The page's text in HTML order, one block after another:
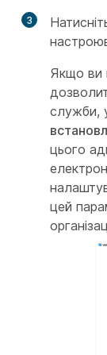
3
Якщо ви
служби,
цього
цей